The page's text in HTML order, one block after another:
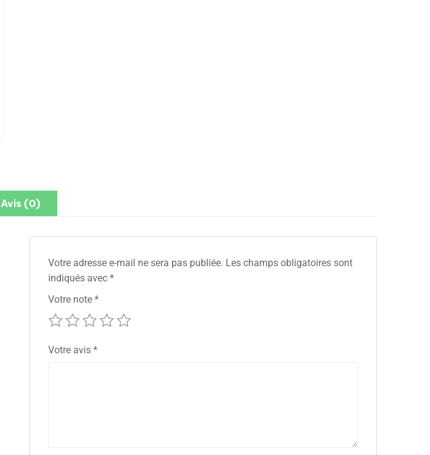
Avis (0)
Votre adresse e-mail ne sera pas publiée. Les champs obligatoires sont
indiqués avec *
Votre note *
Votre avis *